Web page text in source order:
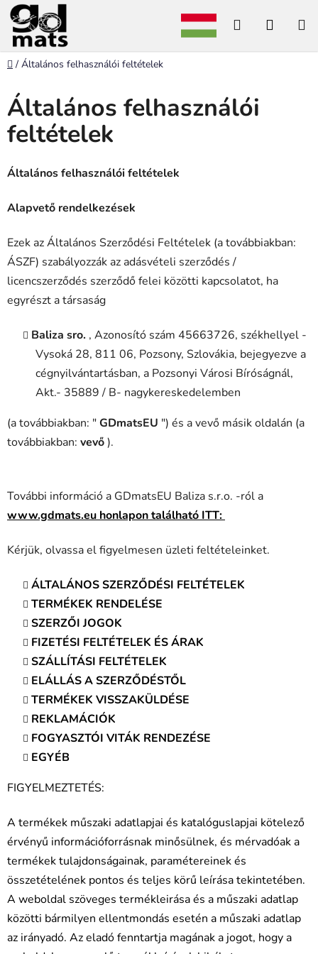
Ugrás
tartalomhoz
Keresés
Kezdőlap
/ Általános felhasználói feltételek
Általános felhasználói
feltételek
Általános felhasználói feltételek
Alapvető rendelkezések
Ezek az Általános Szerződési Feltételek (a továbbiakban:
ÁSZF) szabályozzák az adásvételi szerződés /
licencszerződés szerződő felei közötti kapcsolatot, ha
egyrészt a társaság
Baliza sro. , Azonosító szám 45663726, székhellyel -
Vysoká 28, 811 06, Pozsony, Szlovákia, bejegyezve a
cégnyilvántartásban, a Pozsonyi Városi Bíróságnál,
Akt.- 35889 / B- nagykereskedelemben
(a továbbiakban: "GDmatsEU ") és a vevő másik oldalán (a
továbbiakban: vevő).
További információ a GDmatsEU Baliza s.r.o. -ról a
www.gdmats.eu honlapon található ITT:
Kérjük, olvassa el figyelmesen üzleti feltételeinket.
ÁLTALÁNOS SZERZŐDÉSI FELTÉTELEK
TERMÉKEK RENDELÉSE
SZERZŐI JOGOK
FIZETÉSI FELTÉTELEK ÉS ÁRAK
SZÁLLÍTÁSI FELTÉTELEK
ELÁLLÁS A SZERZŐDÉSTŐL
TERMÉKEK VISSZAKÜLDÉSE
REKLAMÁCIÓK
FOGYASZTÓI VITÁK RENDEZÉSE
EGYÉB
FIGYELMEZTETÉS:
A termékek műszaki adatlapjai és katalóguslapjai kötelező
érvényű információforrásnak minősülnek, és mérvadóak a
termékek tulajdonságainak, paramétereinek és
összetételének pontos és teljes körű leírása tekintetében.
A weboldal szöveges termékleirása és a műszaki adatlap
közötti bármilyen ellentmondás esetén a műszaki adatlap
az irányadó. Az eladó fenntartja magának a jogot, hogy a